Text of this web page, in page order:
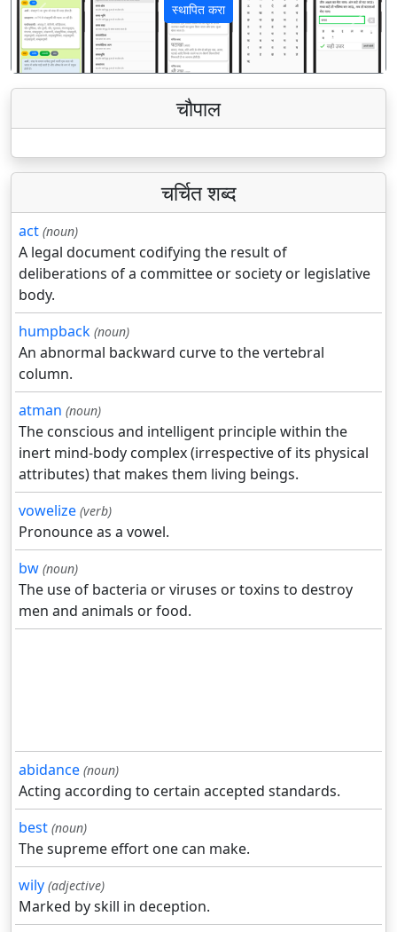
स्थापित करा
पिछला अगला
चौपाल
चर्चित शब्द
act (noun)
A legal document codifying the result of
deliberations of a committee or society or legislative
body.
humpback (noun)
An abnormal backward curve to the vertebral
column.
atman (noun)
The conscious and intelligent principle within the
inert mind-body complex (irrespective of its physical
attributes) that makes them living beings.
vowelize (verb)
Pronounce as a vowel.
bw (noun)
The use of bacteria or viruses or toxins to destroy
men and animals or food.
abidance (noun)
Acting according to certain accepted standards.
best (noun)
The supreme effort one can make.
wily (adjective)
Marked by skill in deception.